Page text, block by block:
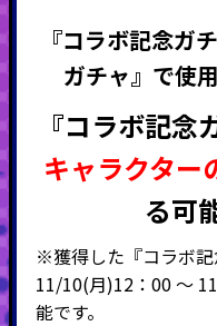
『コラボ記念ガ
ガチャ』で使
『コラボ記念
キャラクター
る可
※獲得した『コラボ記
11/10(月)12：00 ～
能です。